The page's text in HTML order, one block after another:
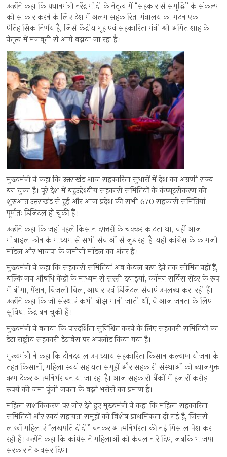
उन्होंने कहा कि प्रधानमंत्री नरेंद्र मोदी के नेतृत्व में “सहकार से समृद्धि” के संकल्प
को साकार करने के लिए देश में अलग सहकारिता मंत्रालय का गठन एक
ऐतिहासिक निर्णय है, जिसे केंद्रीय गृह एवं सहकारिता मंत्री श्री अमित शाह के
नेतृत्व में मजबूती से आगे बढ़ाया जा रहा है।
मुख्यमंत्री ने कहा कि उत्तराखंड आज सहकारिता सुधारों में देश का अग्रणी राज्य
बन चुका है। पूरे देश में बहुउद्देश्यीय सहकारी समितियों के कंप्यूटरीकरण की
शुरुआत उत्तराखंड से हुई और आज प्रदेश की सभी 670 सहकारी समितियां
पूर्णतः डिजिटल हो चुकी हैं।
उन्होंने कहा कि जहां पहले किसान दफ्तरों के चक्कर काटता था, वहीं आज
मोबाइल फोन के माध्यम से सभी सेवाओं से जुड़ रहा है-यही कांग्रेस के कागजी
मॉडल और भाजपा के जमीनी मॉडल का अंतर है।
मुख्यमंत्री ने कहा कि सहकारी समितियां अब केवल ऋण देने तक सीमित नहीं हैं,
बल्कि जन औषधि केंद्रों के माध्यम से सस्ती दवाइयां, कॉमन सर्विस सेंटर के रूप
में बीमा, पेंशन, बिजली बिल, आधार एवं डिजिटल सेवाएं उपलब्ध करा रही हैं।
उन्होंने कहा कि जो संस्थाएं कभी बोझ मानी जाती थीं, वे आज जनता के लिए
सुविधा केंद्र बन चुकी हैं।
मुख्यमंत्री ने बताया कि पारदर्शिता सुनिश्चित करने के लिए सहकारी समितियों का
डेटा राष्ट्रीय सहकारी डेटाबेस पर अपलोड किया गया है।
मुख्यमंत्री ने कहा कि दीनदयाल उपाध्याय सहकारिता किसान कल्याण योजना के
तहत किसानों, महिला स्वयं सहायता समूहों और सहकारी संस्थाओं को ब्याजमुक्त
ऋण देकर आत्मनिर्भर बनाया जा रहा है। आज सहकारी बैंकों में हजारों करोड़
रुपये की जमा पूंजी जनता के बढ़ते भरोसे का प्रमाण है।
महिला सशक्तिकरण पर जोर देते हुए मुख्यमंत्री ने कहा कि महिला सहकारिता
समितियों और स्वयं सहायता समूहों को विशेष प्राथमिकता दी गई है, जिससे
लाखों महिलाएं “लखपति दीदी” बनकर आत्मनिर्भरता की नई मिसाल पेश कर
रही हैं। उन्होंने कहा कि कांग्रेस ने महिलाओं को केवल नारे दिए, जबकि भाजपा
सरकार ने अवसर दिए।